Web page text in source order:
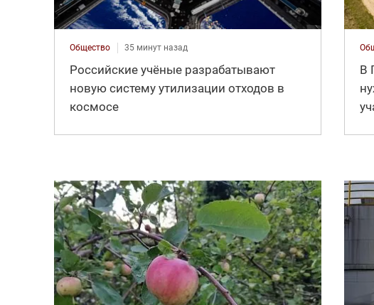
Общество 35 минут назад
Российские учёные разрабатывают
новую систему утилизации отходов в
космосе
В